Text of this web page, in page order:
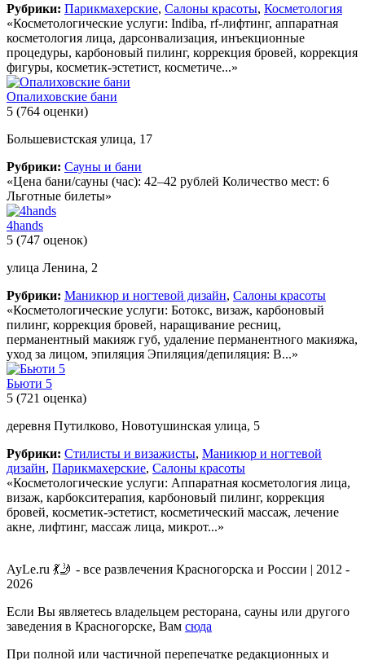
Рубрики: Парикмахерские, Салоны красоты, Косметология
«Косметологические услуги: Indiba, rf-лифтинг, аппаратная
косметология лица, дарсонвализация, инъекционные
процедуры, карбоновый пилинг, коррекция бровей, коррекция
фигуры, косметик-эстетист, косметиче...»
Опалиховские бани
5 (764 оценки)
Большевистская улица, 17
Рубрики: Сауны и бани
«Цена бани/сауны (час): 42–42 рублей Количество мест: 6
Льготные билеты»
4hands
5 (747 оценок)
улица Ленина, 2
Рубрики: Маникюр и ногтевой дизайн, Салоны красоты
«Косметологические услуги: Ботокс, визаж, карбоновый
пилинг, коррекция бровей, наращивание ресниц,
перманентный макияж губ, удаление перманентного макияжа,
уход за лицом, эпиляция Эпиляция/депиляция: В...»
Бьюти 5
5 (721 оценка)
деревня Путилково, Новотушинская улица, 5
Рубрики: Стилисты и визажисты, Маникюр и ногтевой
дизайн, Парикмахерские, Салоны красоты
«Косметологические услуги: Аппаратная косметология лица,
визаж, карбокситерапия, карбоновый пилинг, коррекция
бровей, косметик-эстетист, косметический массаж, лечение
акне, лифтинг, массаж лица, микрот...»
AyLe.ru 💃🤳 - все развлечения Красногорска и России | 2012 -
2026
Если Вы являетесь владельцем ресторана, сауны или другого
заведения в Красногорске, Вам сюда
При полной или частичной перепечатке редакционных и